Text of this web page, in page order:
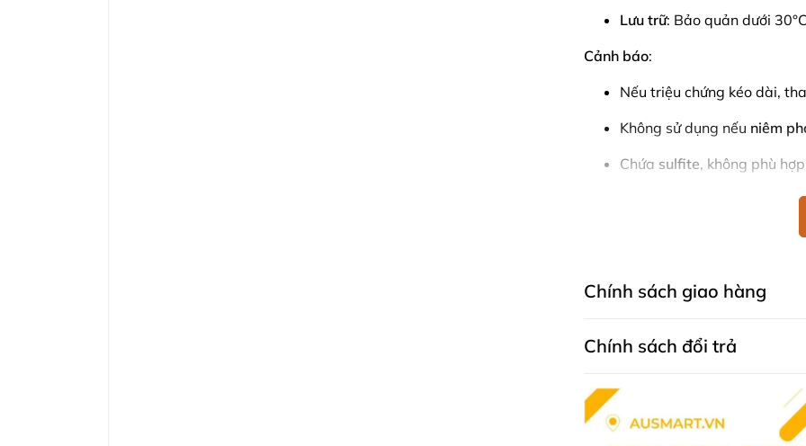
Lưu trữ: Bảo quản dưới
Cảnh báo:
Nếu triệu chứng kéo dài,
Không sử dụng nếu niêm
Chứa sulfite, không phù
Tinh dầu hoa anh thảo Nature's
trợ sức khỏe hormone và chăm
chất gây hại, sản phẩm mang
Mua Tinh dầu hoa anh
1000mg ở đâu?
Primrose Oil 1000mg trực tiếp
|
Zalo Ausmart.au
|
Chính sách giao hàng
Chính sách đổi trả